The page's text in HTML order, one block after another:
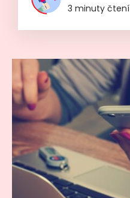
3 minuty čtení